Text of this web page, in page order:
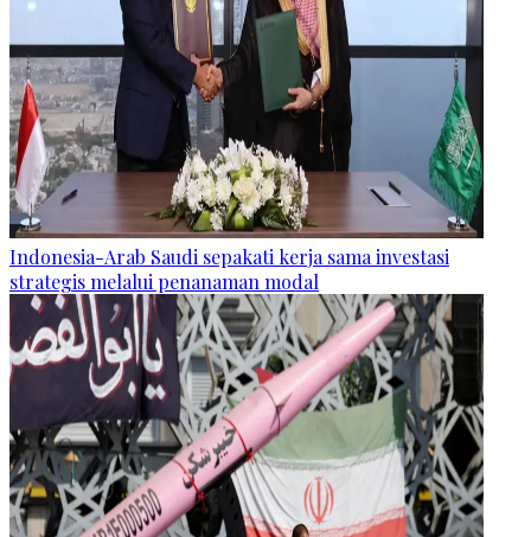
Indonesia-Arab Saudi sepakati kerja sama investasi
strategis melalui penanaman modal